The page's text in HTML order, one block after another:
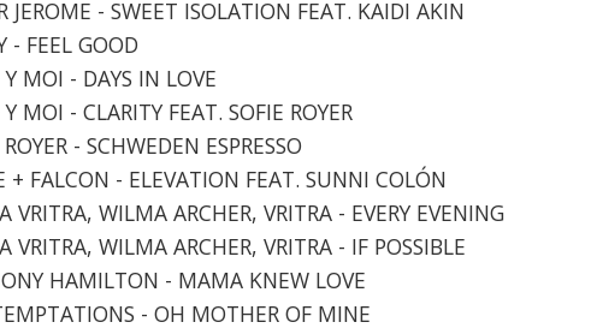
- SWEET ISOLATION FEAT. KAIDI AKIN
- FEEL GOOD
MOI - DAYS IN LOVE
MOI - CLARITY FEAT. SOFIE ROYER
- SCHWEDEN ESPRESSO
FALCON - ELEVATION FEAT. SUNNI COLÓN
WILMA ARCHER, VRITRA - EVERY EVENING
WILMA ARCHER, VRITRA - IF POSSIBLE
HAMILTON - MAMA KNEW LOVE
- OH MOTHER OF MINE